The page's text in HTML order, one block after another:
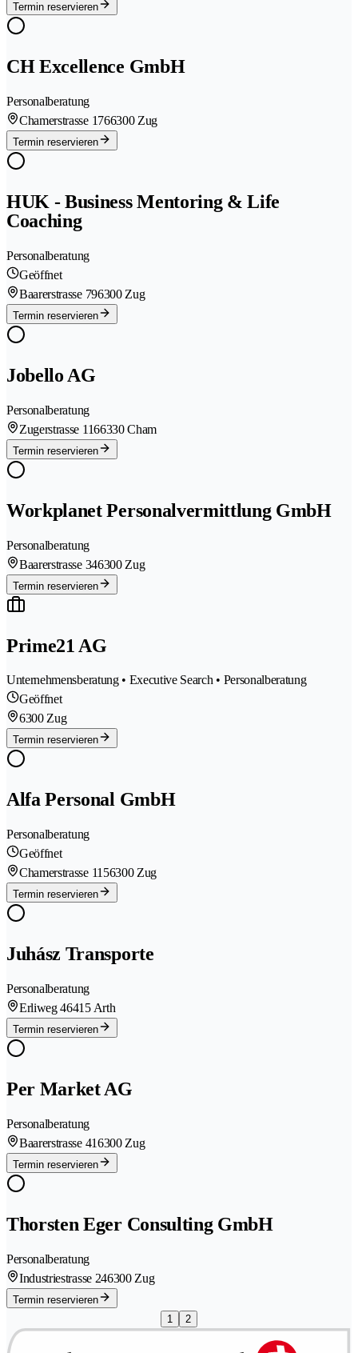
Termin reservieren
CH Excellence GmbH
Personalberatung
Chamerstrasse 1766300 Zug
Termin reservieren
HUK - Business Mentoring & Life
Coaching
Personalberatung
Geöffnet
Baarerstrasse 796300 Zug
Termin reservieren
Jobello AG
Personalberatung
Zugerstrasse 1166330 Cham
Termin reservieren
Workplanet Personalvermittlung GmbH
Personalberatung
Baarerstrasse 346300 Zug
Termin reservieren
Prime21 AG
Unternehmensberatung • Executive Search • Personalberatung
Geöffnet
6300 Zug
Termin reservieren
Alfa Personal GmbH
Personalberatung
Geöffnet
Chamerstrasse 1156300 Zug
Termin reservieren
Juhász Transporte
Personalberatung
Erliweg 46415 Arth
Termin reservieren
Per Market AG
Personalberatung
Baarerstrasse 416300 Zug
Termin reservieren
Thorsten Eger Consulting GmbH
Personalberatung
Industriestrasse 246300 Zug
Termin reservieren
1
2